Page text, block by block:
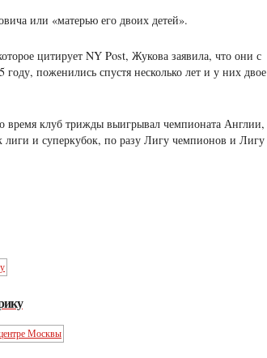
или «матерью его двоих детей».
цитирует NY Post, Жукова заявила, что они с
поженились спустя несколько лет и у них двое
время клуб трижды выигрывал чемпионата Англии,
и суперкубок, по разу Лигу чемпионов и Лигу